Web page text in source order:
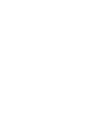
मरीज अब बिना
घरों को लौट रहे
खतरे के सायरन